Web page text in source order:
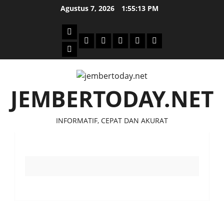
Agustus 7, 2026 1:55:14 PM
Beranda
News
PolitikOtomotifEkonomiSosialtentang
JEMBERTODAY.NET
INFORMATIF, CEPAT DAN AKURAT